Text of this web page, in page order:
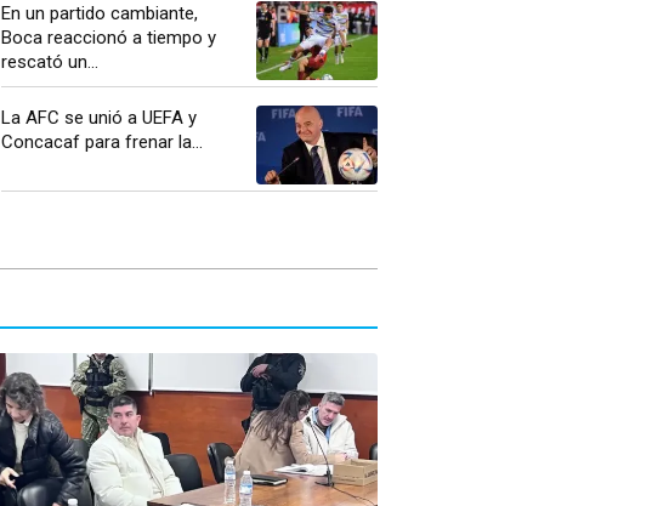
En un partido cambiante,
Boca reaccionó a tiempo y
rescató un...
La AFC se unió a UEFA y
Concacaf para frenar la...